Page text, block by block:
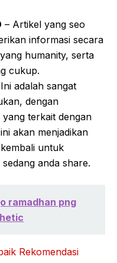
– Artikel yang seo
informasi secara
humanity, serta
cukup.
adalah sangat
dengan
terkait dengan
akan menjadikan
untuk
anda share.
ramadhan png